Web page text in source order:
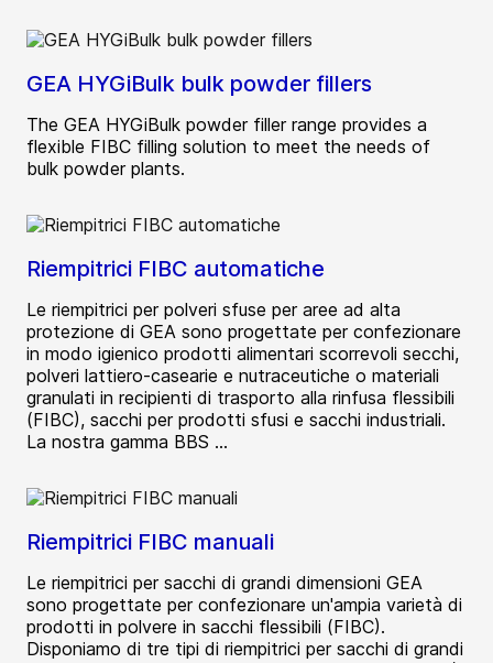
GEA HYGiBulk bulk powder fillers
The GEA HYGiBulk powder filler range provides a
flexible FIBC filling solution to meet the needs of
bulk powder plants.
Riempitrici FIBC automatiche
Le riempitrici per polveri sfuse per aree ad alta
protezione di GEA sono progettate per confezionare
in modo igienico prodotti alimentari scorrevoli secchi,
polveri lattiero-casearie e nutraceutiche o materiali
granulati in recipienti di trasporto alla rinfusa flessibili
(FIBC), sacchi per prodotti sfusi e sacchi industriali.
La nostra gamma BBS ...
Riempitrici FIBC manuali
Le riempitrici per sacchi di grandi dimensioni GEA
sono progettate per confezionare un'ampia varietà di
prodotti in polvere in sacchi flessibili (FIBC).
Disponiamo di tre tipi di riempitrici per sacchi di grandi